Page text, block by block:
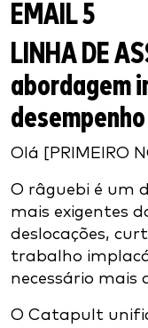
EMAIL 5
LINHA DE
abordagem
Olá [PRIMEIRO
O râguebi é um
mais exigentes
deslocações,
trabalho
necessário mais
O Catapult